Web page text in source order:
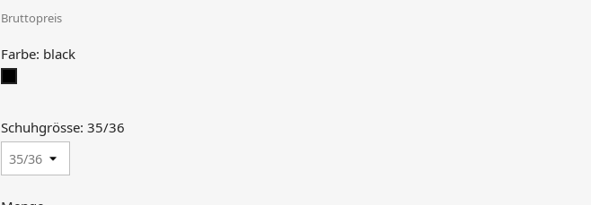
Bruttopreis
Farbe: black
Schuhgrösse: 35/36